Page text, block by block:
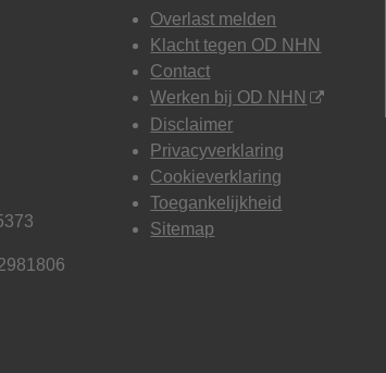
Overlast melden
Klacht tegen OD NHN
Contact
Werken bij OD NHN
Disclaimer
Privacyverklaring
Cookieverklaring
Toegankelijkheid
Sitemap